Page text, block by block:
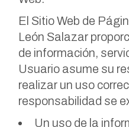
El Sitio Web de
León Salazar
de información,
Usuario asume su
realizar un uso
responsabilidad se
Un uso de la